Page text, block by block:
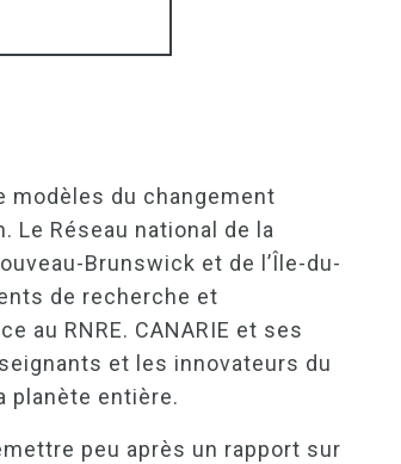
modèles du changement
Réseau national de la
Brunswick et de l’Île-du-
de recherche et
au RNRE. CANARIE et ses
et les innovateurs du
planète entière.
peu après un rapport sur